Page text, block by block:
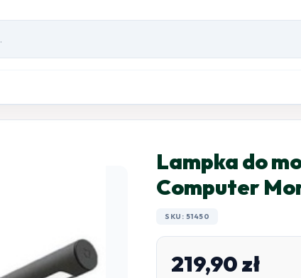
Lampka do
Computer
SKU: 51450
219,90zł